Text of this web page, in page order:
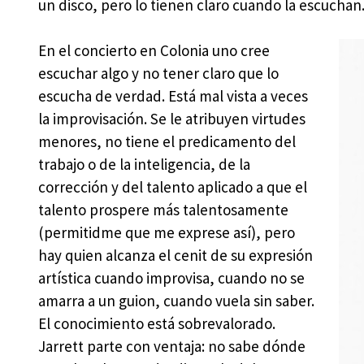
un disco, pero lo tienen claro cuando la escuchan.
En el concierto en Colonia uno cree
escuchar algo y no tener claro que lo
escucha de verdad. Está mal vista a veces
la improvisación. Se le atribuyen virtudes
menores, no tiene el predicamento del
trabajo o de la inteligencia, de la
corrección y del talento aplicado a que el
talento prospere más talentosamente
(permitidme que me exprese así), pero
hay quien alcanza el cenit de su expresión
artística cuando improvisa, cuando no se
amarra a un guion, cuando vuela sin saber.
El conocimiento está sobrevalorado.
Jarrett parte con ventaja: no sabe dónde